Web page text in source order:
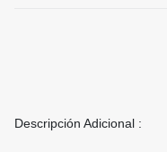
Descripción Adicional :